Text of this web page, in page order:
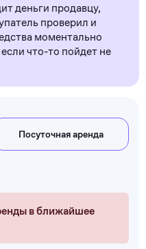
деньги продавцу,
проверил и
моментально
что-то пойдет не
Посуточная аренда
в ближайшее